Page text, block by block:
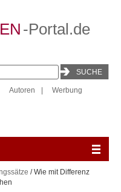
-Portal.de
Autoren Werbung
/ Wie mit Differenz